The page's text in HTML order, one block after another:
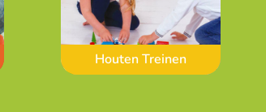
Houten Treinen